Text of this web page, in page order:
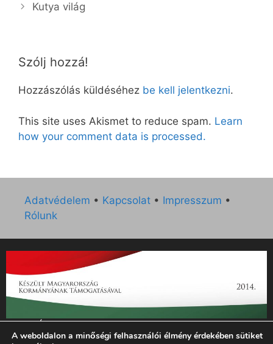
Kutya világ
Szólj hozzá!
Hozzászólás küldéséhez be kell jelentkezni.
This site uses Akismet to reduce spam. Learn
how your comment data is processed.
Adatvédelem • Kapcsolat • Impresszum •
Rólunk
„Az Új Ember katolikus hetilap 2014. évi működésének
támogatását az EGYH-KCP-14-P-0121 sz. támogatási
A weboldalon a minőségi felhasználói élmény érdekében sütiket